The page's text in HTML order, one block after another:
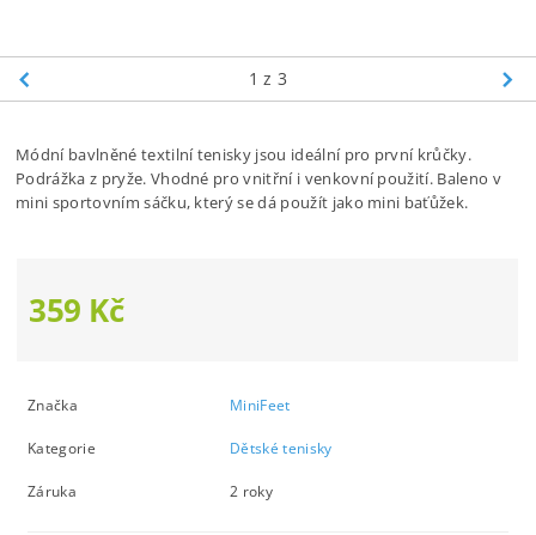
1 z 3
Módní bavlněné textilní tenisky jsou ideální pro první krůčky.
Podrážka z pryže. Vhodné pro vnitřní i venkovní použití. Baleno v
mini sportovním sáčku, který se dá použít jako mini baťůžek.
359 Kč
Značka MiniFeet
Kategorie Dětské tenisky
Záruka 2 roky